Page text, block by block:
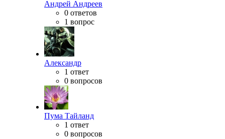
Андрей Андреев
0 ответов
1 вопрос
Александр
1 ответ
0 вопросов
Пума Тайланд
1 ответ
0 вопросов